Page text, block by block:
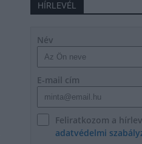
HÍRLEVÉL
Név
E-mail cím
Feliratkozom a
adatvédelmi